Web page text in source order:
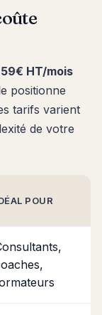
59€ HT/mois
positionne
tarifs varient
de votre
POUR